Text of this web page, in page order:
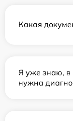
Какая
Я уже знаю, в
нужна